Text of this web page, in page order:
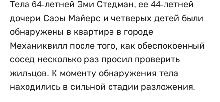
Тела 64-летней Эми Стедман, ее 44-летней
дочери Сары Майерс и четверых детей были
обнаружены в квартире в городе
Механиквилл после того, как обеспокоенный
сосед несколько раз просил проверить
жильцов. К моменту обнаружения тела
находились в сильной стадии разложения.